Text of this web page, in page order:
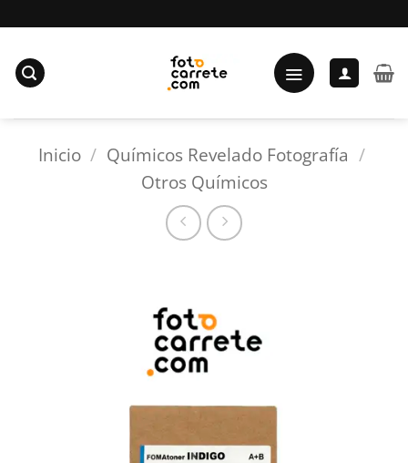
al
contenido
Inicio / Químicos Revelado Fotografía /
Otros Químicos